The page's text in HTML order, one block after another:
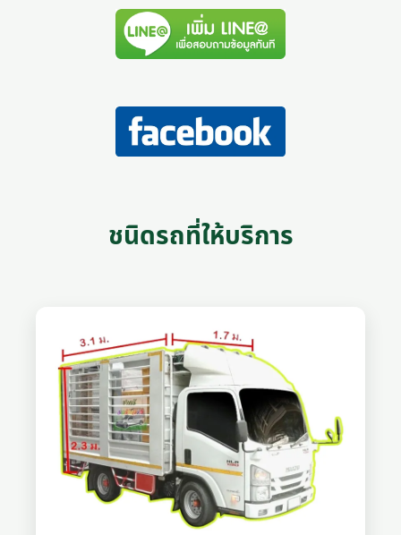
ชนิดรถที่ให้บริการ